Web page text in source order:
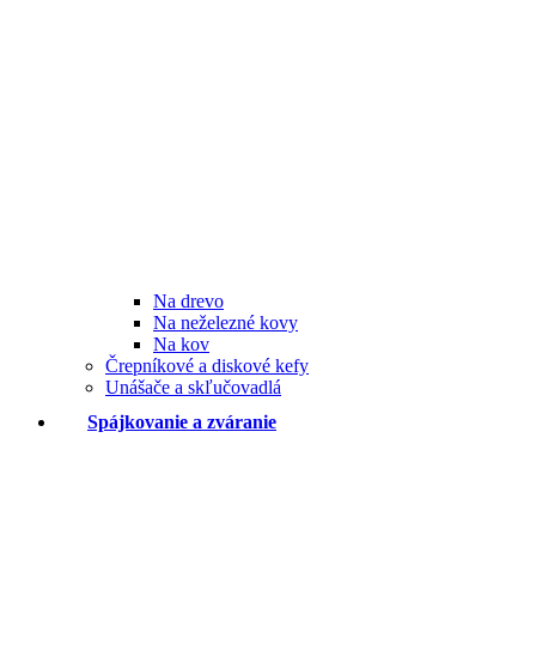
Na drevo
Na neželezné kovy
Na kov
Črepníkové a diskové kefy
Unášače a skľučovadlá
Spájkovanie a zváranie